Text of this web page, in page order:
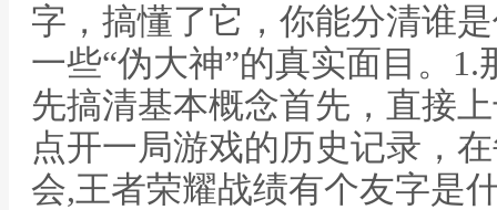
字，搞懂了它，你能分清谁
一些“伪大神”的真实面目。1.
先搞清基本概念首先，直接
点开一局游戏的历史记录，
会,王者荣耀战绩有个友字是